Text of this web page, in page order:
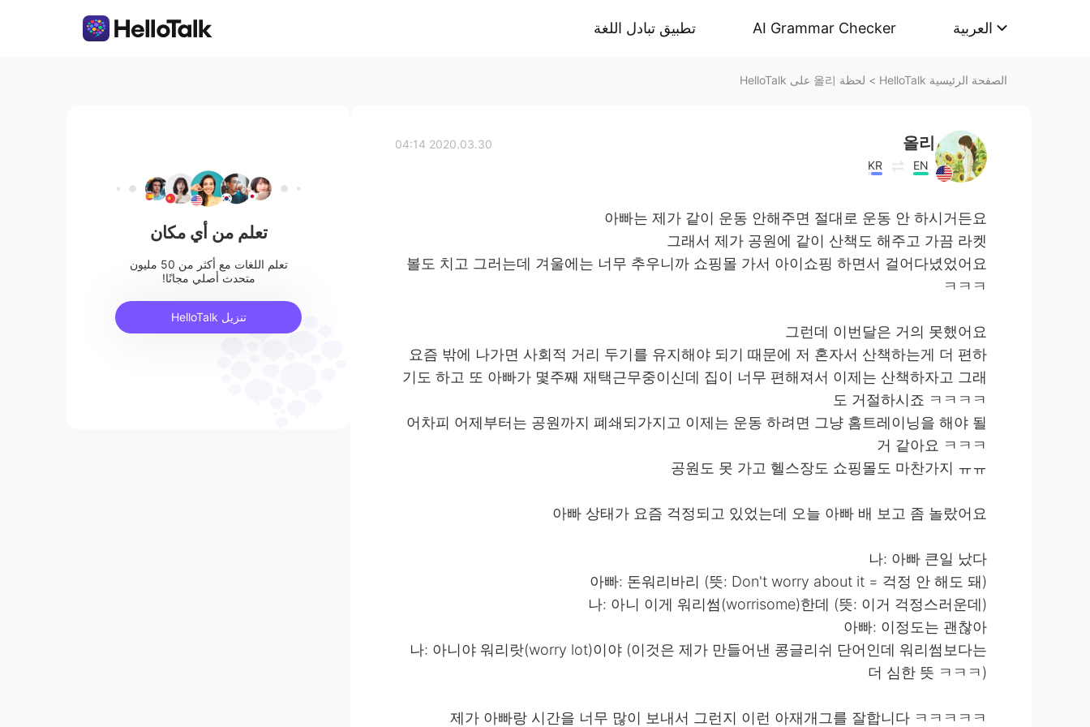
تطبيق تبادل اللغة AI Grammar Checker العربية
الصفحة الرئيسية HelloTalk > لحظة 올리 على HelloTalk
올리
EN
KR
2020.03.30 04:14
아빠는 제가 같이 운동 안해주면 절대로 운동 안 하시거든요
그래서 제가 공원에 같이 산책도 해주고 가끔 라켓
볼도 치고 그러는데 겨울에는 너무 추우니까 쇼핑몰 가서 아이쇼핑 하면서 걸어다녔었어요
ㅋㅋㅋ
그런데 이번달은 거의 못했어요
요즘 밖에 나가면 사회적 거리 두기를 유지해야 되기 때문에 저 혼자서 산책하는게 더 편하
기도 하고 또 아빠가 몇주째 재택근무중이신데 집이 너무 편해져서 이제는 산책하자고 그래
도 거절하시죠 ㅋㅋㅋㅋ
어차피 어제부터는 공원까지 폐쇄되가지고 이제는 운동 하려면 그냥 홈트레이닝을 해야 될
거 같아요 ㅋㅋㅋ
공원도 못 가고 헬스장도 쇼핑몰도 마찬가지 ㅠㅠ
아빠 상태가 요즘 걱정되고 있었는데 오늘 아빠 배 보고 좀 놀랐어요
나: 아빠 큰일 났다
아빠: 돈워리바리 (뜻: Don't worry about it = 걱정 안 해도 돼)
나: 아니 이게 워리썸(worrisome)한데 (뜻: 이거 걱정스러운데)
아빠: 이정도는 괜찮아
나: 아니야 워리랏(worry lot)이야 (이것은 제가 만들어낸 콩글리쉬 단어인데 워리썸보다는
더 심한 뜻 ㅋㅋㅋ)
제가 아빠랑 시간을 너무 많이 보내서 그런지 이런 아재개그를 잘합니다 ㅋㅋㅋㅋㅋ
تعلم من أي مكان
تعلم اللغات مع أكثر من 50 مليون
متحدث أصلي مجانًا!
تنزيل HelloTalk